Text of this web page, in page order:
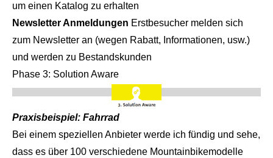
um einen Katalog zu erhalten
Newsletter Anmeldungen Erstbesucher melden sich
zum Newsletter an (wegen Rabatt, Informationen, usw.)
und werden zu Bestandskunden
Phase 3: Solution Aware
Praxisbeispiel: Fahrrad
Bei einem speziellen Anbieter werde ich fündig und sehe,
dass es über 100 verschiedene Mountainbikemodelle